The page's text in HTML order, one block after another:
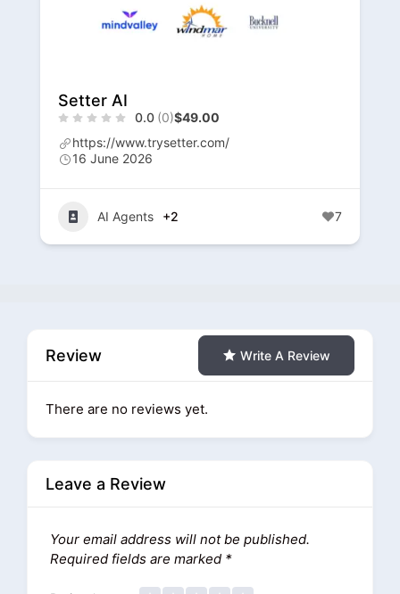
Setter AI
0.0 (0)$49.00
https://www.trysetter.com/
16 June 2026
AI Agents +2 7
Review Write A Review
There are no reviews yet.
Leave a Review
Your email address will not be published.
Required fields are marked *